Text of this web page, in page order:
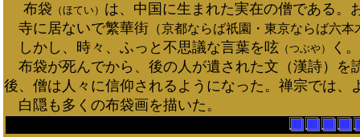
布袋 （ほてい） は、中国に生まれた実在の僧である。
寺に居ないで繁華街 （京都ならば祇園・東京ならば六本
しかし、時々、ふっと不思議な言葉を呟 （つぶや）
く
布袋が死んでから、後の人が遺された文（漢詩）を
後、僧は人々に信仰されるようになった。禅宗では、
白隠も多くの布袋画を描いた。